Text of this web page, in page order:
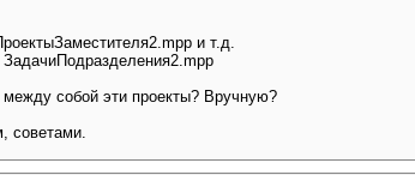
и т.д.
между собой эти проекты? Вручную?
советами.